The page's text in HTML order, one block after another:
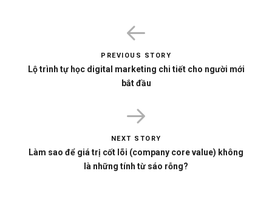
PREVIOUS STORY
Lộ trình tự học digital marketing chi tiết cho người mới
bắt đầu
NEXT STORY
Làm sao để giá trị cốt lõi (company core value) không
là những tính từ sáo rỗng?